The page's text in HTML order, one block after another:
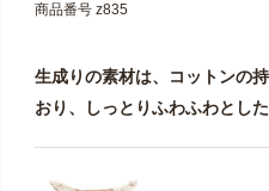
商品番号 z835
生成りの素材は、コットンの
おり、しっとりふわふわとした